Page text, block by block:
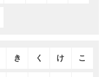
き く け こ